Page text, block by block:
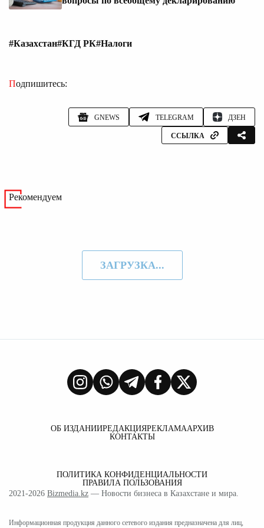
#Казахстан#КГД РК#Налоги
Подпишитесь:
GNEWS TELEGRAM ДЗЕН
ССЫЛКА
Рекомендуем
ЗАГРУЗКА...
ОБ ИЗДАНИИРЕДАКЦИЯРЕКЛАМААРХИВ
КОНТАКТЫ
ПОЛИТИКА КОНФИДЕНЦИАЛЬНОСТИ
ПРАВИЛА ПОЛЬЗОВАНИЯ
2021-2026 Bizmedia.kz — Новости бизнеса в Казахстане и мира.
Информационная продукция данного сетевого издания предназначена для лиц,